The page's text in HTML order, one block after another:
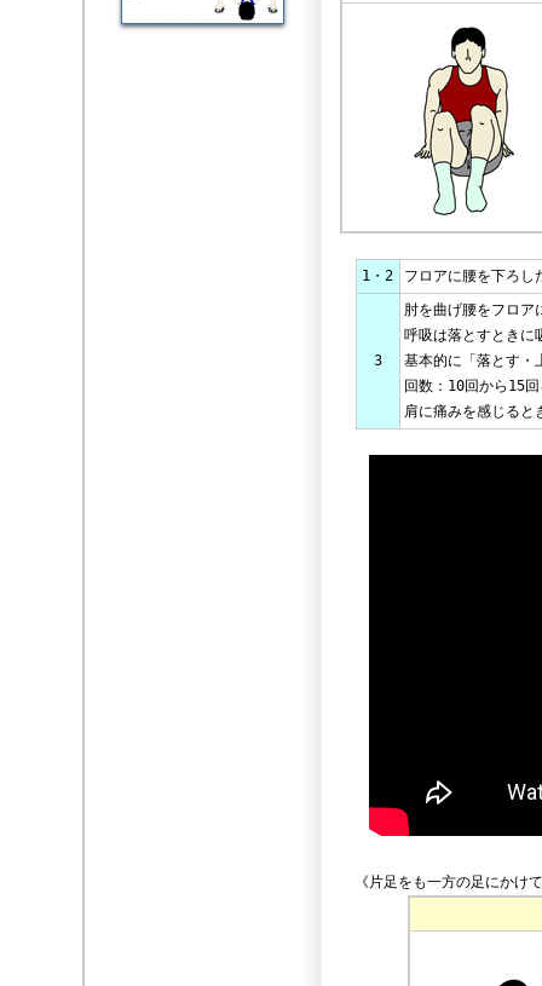
1・2 フロアに腰を下ろし
3
肘を曲げ腰をフロア
呼吸は落とすときに
基本的に「落とす・
回数：10回から15
肩に痛みを感じると
《片足をも一方の足にかけ